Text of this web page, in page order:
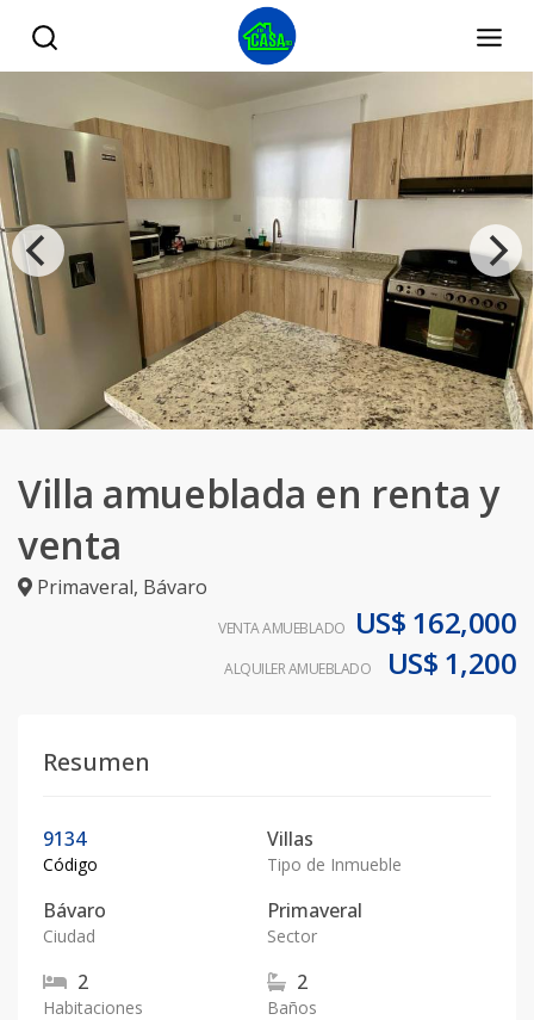
Villa amueblada en renta y
venta
Primaveral, Bávaro
VENTA AMUEBLADO US$ 162,000
ALQUILER AMUEBLADO US$ 1,200
Resumen
9134
Código
Villas
Tipo de Inmueble
Bávaro
Ciudad
Primaveral
Sector
2
Habitaciones
2
Baños